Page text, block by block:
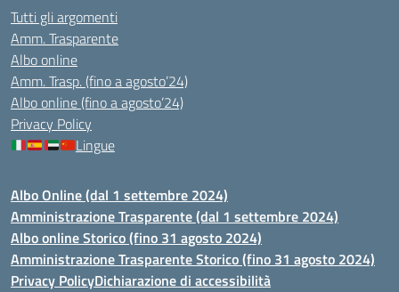
Tutti gli argomenti
Amm. Trasparente
Albo online
Amm. Trasp. (fino a agosto’24)
Albo online (fino a agosto’24)
Privacy Policy
Lingue
Albo Online (dal 1 settembre 2024)
Amministrazione Trasparente (dal 1 settembre 2024)
Albo online Storico (fino 31 agosto 2024)
Amministrazione Trasparente Storico (fino 31 agosto 2024)
Privacy PolicyDichiarazione di accessibilità